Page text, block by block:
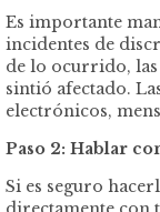
Es importante
incidentes de
de lo ocurrido,
sintió afectado.
electrónicos,
Paso 2: Hablar
Si es seguro